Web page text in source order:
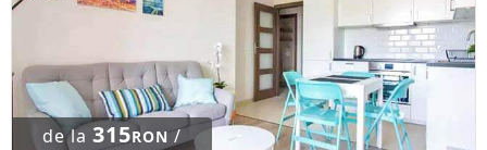
de la 315RON /